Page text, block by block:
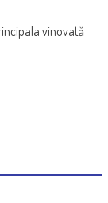
vinovată